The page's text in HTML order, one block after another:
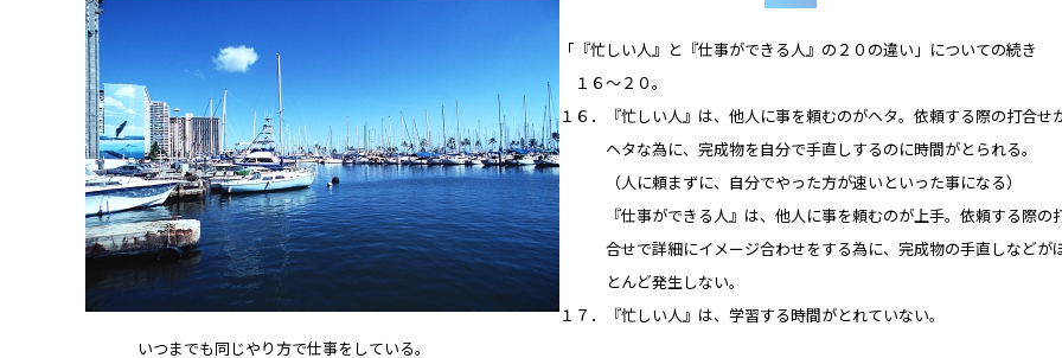
「『忙しい人』と『仕事ができる人』の２０の違い」についての続き
１６～２０。
１６．『忙しい人』は、他人に事を頼むのがヘタ。依頼する際の打合せ
ヘタな為に、完成物を自分で手直しするのに時間がとられる。
（人に頼まずに、自分でやった方が速いといった事になる）
『仕事ができる人』は、他人に事を頼むのが上手。依頼する際の
合せで詳細にイメージ合わせをする為に、完成物の手直しなどが
とんど発生しない。
１７．『忙しい人』は、学習する時間がとれていない。
いつまでも同じやり方で仕事をしている。